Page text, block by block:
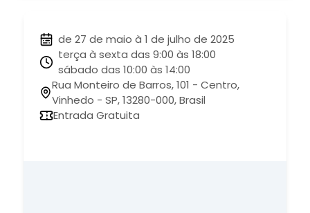
de 27 de maio à 1 de julho de 2025
terça à sexta das 9:00 às 18:00
sábado das 10:00 às 14:00
Rua Monteiro de Barros, 101 - Centro,
Vinhedo - SP, 13280-000, Brasil
Entrada Gratuita